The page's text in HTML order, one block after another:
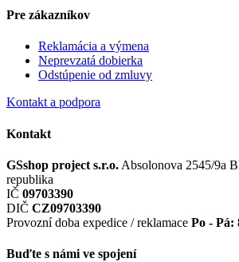
Pre zákazníkov
Reklamácia a výmena
Neprevzatá dobierka
Odstúpenie od zmluvy
Kontakt a podpora
Kontakt
GSshop project s.r.o. Absolonova 2545/9a
republika
IČ 09703390
DIČ CZ09703390
Provozní doba expedice / reklamace Po - Pá:
Buďte s námi ve spojení